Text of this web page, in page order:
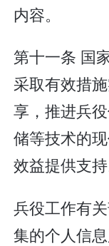
内容。
第十一条 国
采取有效措
享，推进兵
储等技术的
效益提供支持
兵役工作有
集的个人信